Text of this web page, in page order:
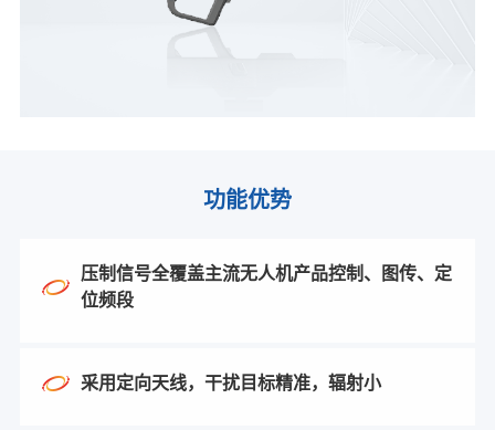
功能优势
压制信号全覆盖主流无人机产品控制、图传、定
位频段
采用定向天线，干扰目标精准，辐射小